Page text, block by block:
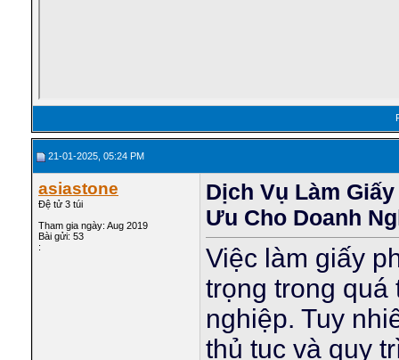
21-01-2025, 05:24 PM
asiastone
Đệ tử 3 túi
Tham gia ngày: Aug 2019
Bài gửi: 53
:
Dịch Vụ Làm
Ưu Cho Doanh
Việc làm giấy
trọng trong quá
nghiệp. Tuy
thủ tục và quy